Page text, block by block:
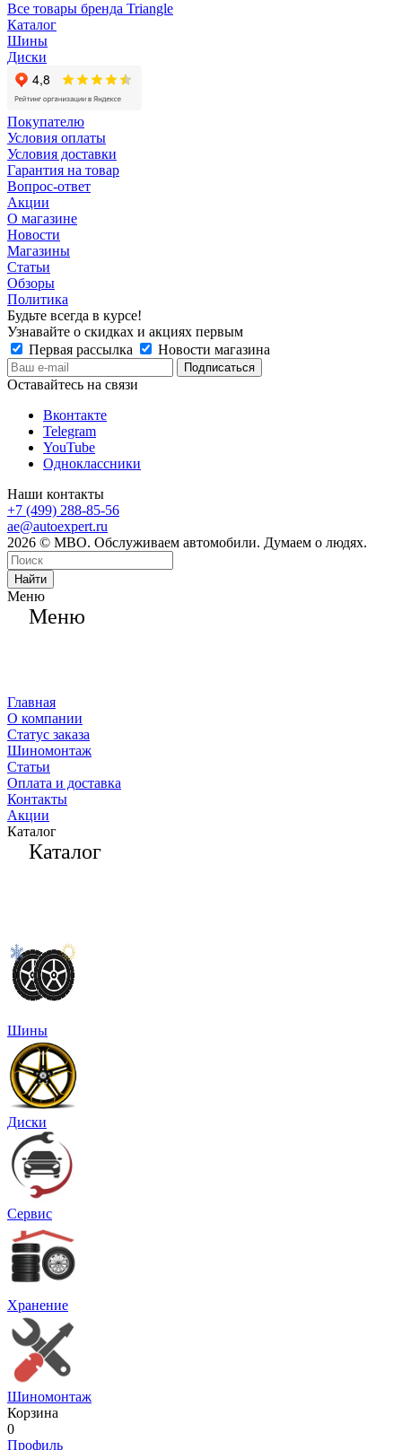
Все товары бренда Triangle
Каталог
Шины
Диски
Покупателю
Условия оплаты
Условия доставки
Гарантия на товар
Вопрос-ответ
Акции
О магазине
Новости
Магазины
Статьи
Обзоры
Политика
Будьте всегда в курсе!
Узнавайте о скидках и акциях первым
Первая рассылка
Новости магазина
Оставайтесь на связи
Вконтакте
Telegram
YouTube
Одноклассники
Наши контакты
+7 (499) 288-85-56
ae@autoexpert.ru
2026 © МВО. Обслуживаем автомобили. Думаем о людях.
Найти
Меню
Меню
Главная
О компании
Статус заказа
Шиномонтаж
Статьи
Оплата и доставка
Контакты
Акции
Каталог
Каталог
Шины
Диски
Сервис
Хранение
Шиномонтаж
Корзина
0
Профиль